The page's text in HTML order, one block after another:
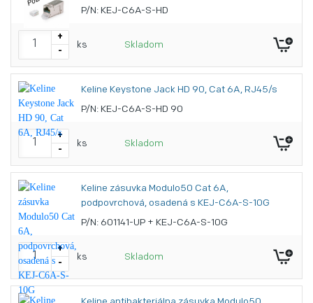
P/N: KEJ-C6A-S-HD
+
-
ks Skladom
Keline Keystone Jack HD 90, Cat 6A, RJ45/s
P/N: KEJ-C6A-S-HD 90
+
-
ks Skladom
Keline zásuvka Modulo50 Cat 6A,
podpovrchová, osadená s KEJ-C6A-S-10G
P/N: 601141-UP + KEJ-C6A-S-10G
+
-
ks Skladom